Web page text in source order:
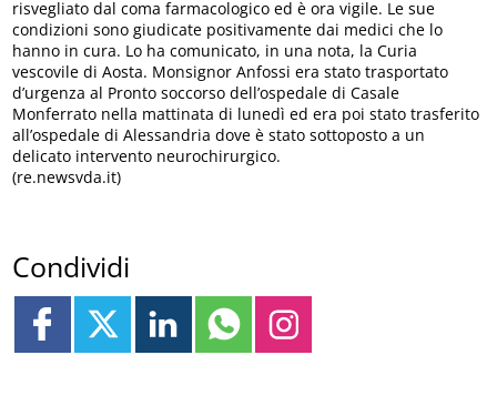
risvegliato dal coma farmacologico ed è ora vigile. Le sue
condizioni sono giudicate positivamente dai medici che lo
hanno in cura. Lo ha comunicato, in una nota, la Curia
vescovile di Aosta. Monsignor Anfossi era stato trasportato
d’urgenza al Pronto soccorso dell’ospedale di Casale
Monferrato nella mattinata di lunedì ed era poi stato trasferito
all’ospedale di Alessandria dove è stato sottoposto a un
delicato intervento neurochirurgico.
(re.newsvda.it)
Condividi